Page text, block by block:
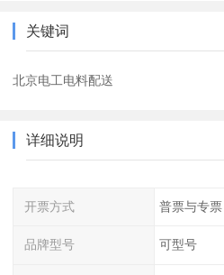
关键词
北京电工电料配送
详细说明
开票方式 普票与专票
品牌型号 可型号